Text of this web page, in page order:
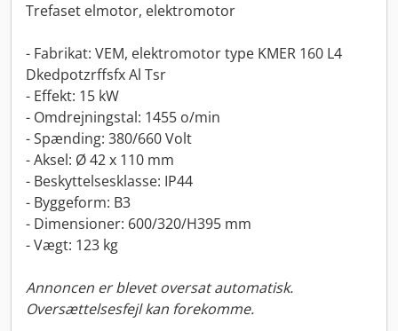
Trefaset elmotor, elektromotor
- Fabrikat: VEM, elektromotor type KMER 160 L4
Dkedpotzrffsfx Al Tsr
- Effekt: 15 kW
- Omdrejningstal: 1455 o/min
- Spænding: 380/660 Volt
- Aksel: Ø 42 x 110 mm
- Beskyttelsesklasse: IP44
- Byggeform: B3
- Dimensioner: 600/320/H395 mm
- Vægt: 123 kg
Annoncen er blevet oversat automatisk.
Oversættelsesfejl kan forekomme.